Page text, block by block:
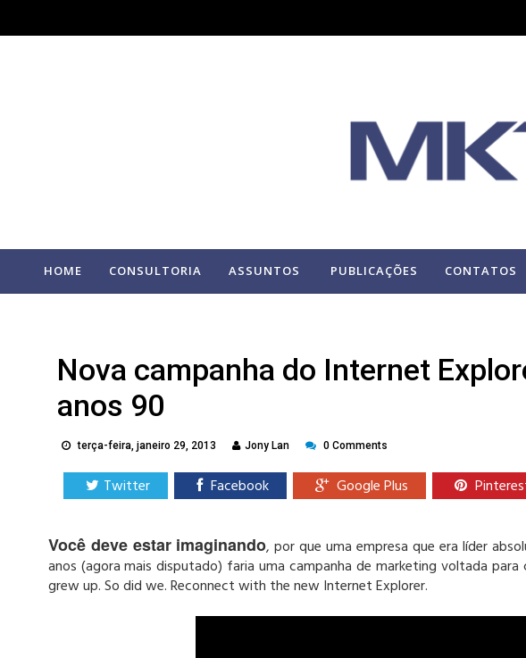
HOME CONSULTORIA ASSUNTOS PUBLICAÇÕES CONTATOS
Nova campanha do Internet
anos 90
terça-feira, janeiro 29, 2013 Jony Lan 0 Comments
Twitter Facebook Google Plus
Você deve estar imaginando, por que uma empresa que era líder
anos (agora mais disputado) faria uma campanha de marketing voltada para
grew up. So did we. Reconnect with the new Internet Explorer.